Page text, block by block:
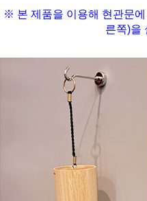
※ 본 제품을 이용해 현관문
른쪽)을